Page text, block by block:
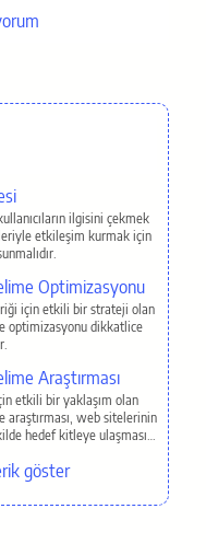
ilgisini çekmek
etkileşim kurmak için
Optimizasyonu
için etkili bir strateji olan
optimizasyonu dikkatlice
Araştırması
etkili bir yaklaşım olan
araştırması, web sitelerinin
hedef kitleye ulaşması